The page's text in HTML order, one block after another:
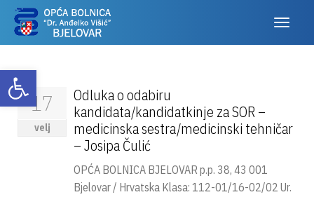
Otvori alatnu traku
17
velj
Odluka o odabiru
kandidata/kandidatkinje za SOR –
medicinska sestra/medicinski tehničar
– Josipa Čulić
OPĆA BOLNICA BJELOVAR p.p. 38, 43 001
Bjelovar / Hrvatska Klasa: 112-01/16-02/02 Ur.